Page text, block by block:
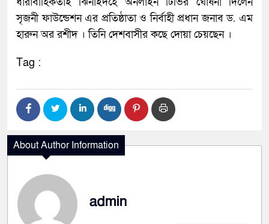
সৃজনী ফাউন্ডেশন এর প্রতিষ্ঠাতা ও নির্বাহী প্রধান জনাব ড. এম
হারুন অর রশীদ । তিনি দেশবাসীর কছে দোয়া চেয়ছেন ।
Tag :
About Author Information
admin